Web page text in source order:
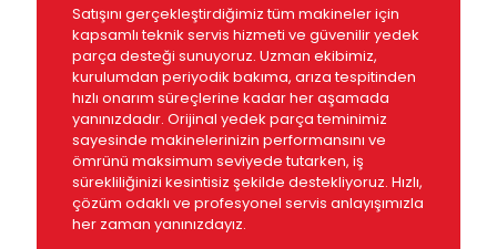
Satışını gerçekleştirdiğimiz tüm makineler için
kapsamlı teknik servis hizmeti ve güvenilir yedek
parça desteği sunuyoruz. Uzman ekibimiz,
kurulumdan periyodik bakıma, arıza tespitinden
hızlı onarım süreçlerine kadar her aşamada
yanınızdadır. Orijinal yedek parça teminimiz
sayesinde makinelerinizin performansını ve
ömrünü maksimum seviyede tutarken, iş
sürekliliğinizi kesintisiz şekilde destekliyoruz. Hızlı,
çözüm odaklı ve profesyonel servis anlayışımızla
her zaman yanınızdayız.